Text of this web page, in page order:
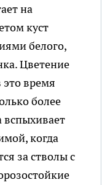
на
куст
белого,
Цветение
это время
более
когда
за стволы с